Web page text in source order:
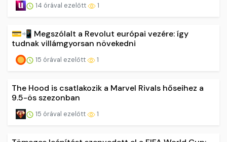
14 órával ezelőtt 1
💳📲 Megszólalt a Revolut európai vezére: így
tudnak villámgyorsan növekedni
15 órával ezelőtt 1
The Hood is csatlakozik a Marvel Rivals hőseihez a
9.5-ös szezonban
15 órával ezelőtt 1